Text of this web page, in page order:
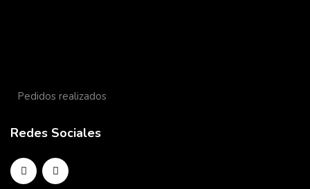
Pedidos realizados
Redes Sociales